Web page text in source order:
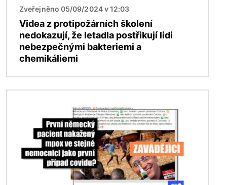
Zveřejněno 05/09/2024 v 12:03
Videa z protipožárních školení
nedokazují, že letadla postřikují lidi
nebezpečnými bakteriemi a
chemikáliemi